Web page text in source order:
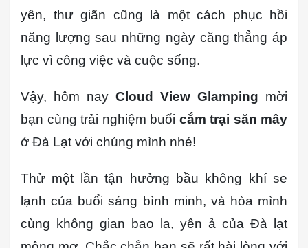
yên, thư giãn cũng là một cách phục hồi
năng lượng sau những ngày căng thẳng áp
lực vì công việc và cuộc sống.
Vậy, hôm nay Cloud View Glamping mời
bạn cùng trải nghiệm buổi cắm trại săn mây
ở Đà Lạt với chúng mình nhé!
Thử một lần tận hưởng bầu không khí se
lạnh của buổi sáng bình minh, và hòa mình
cùng không gian bao la, yên ả của Đà lạt